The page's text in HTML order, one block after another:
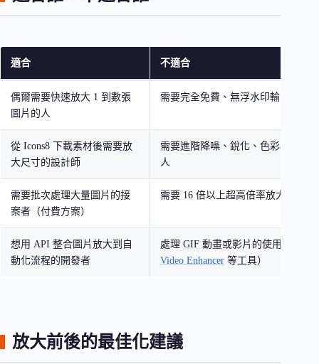
適合 不適合
偶爾需要快速放大 1 到數張
圖片的人
需要完全免費、無浮水印輸出的使
從 Icons8 下載素材後需要放
大尺寸的設計師
需要進階降噪、銳化、色彩校正等
人
需要批次處理大量圖片的接
案者（付費方案）
需要 16 倍以上超高倍率放大的使用
想用 API 整合圖片放大到自
動化流程的開發者
處理 GIF 動畫或影片的使用者（需
Video Enhancer 等工具）
放大前後的最佳化建議